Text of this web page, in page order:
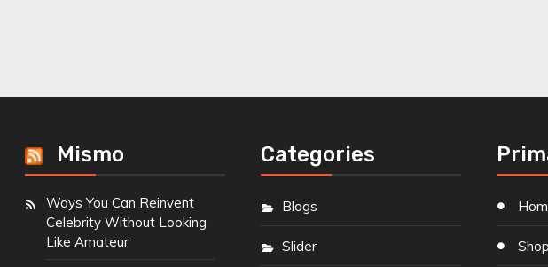
Mismo
Ways You Can Reinvent
Celebrity Without Looking
Like Amateur
Categories
Blogs
Slider Shop